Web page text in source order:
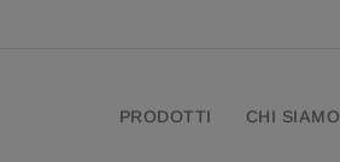
PRODOTTI CHI SIAMO